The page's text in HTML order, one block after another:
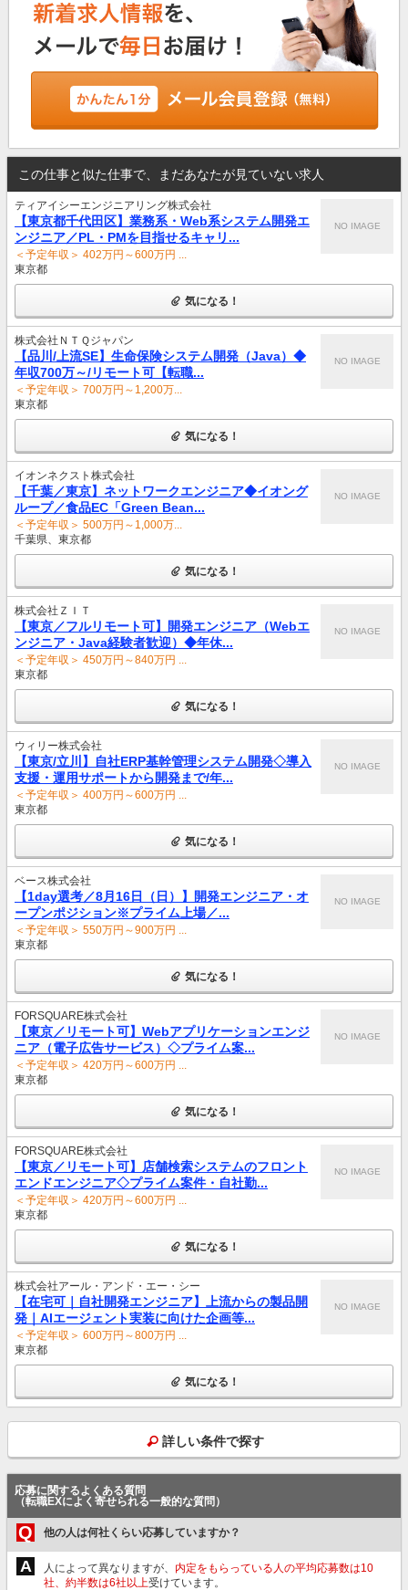
この仕事と似た仕事で、まだあなたが見ていない求人
ティアイシーエンジニアリング株式会社
【東京都千代田区】業務系・Web系システム開発エ
ンジニア／PL・PMを目指せるキャリ...
＜予定年収＞ 402万円～600万円 ...
東京都
NO IMAGE
気になる！
株式会社ＮＴＱジャパン
【品川/上流SE】生命保険システム開発（Java）◆
年収700万～/リモート可【転職...
＜予定年収＞ 700万円～1,200万...
東京都
NO IMAGE
気になる！
イオンネクスト株式会社
【千葉／東京】ネットワークエンジニア◆イオング
ループ／食品EC「Green Bean...
＜予定年収＞ 500万円～1,000万...
千葉県、東京都
NO IMAGE
気になる！
株式会社ＺＩＴ
【東京／フルリモート可】開発エンジニア（Webエ
ンジニア・Java経験者歓迎）◆年休...
＜予定年収＞ 450万円～840万円 ...
東京都
NO IMAGE
気になる！
ウィリー株式会社
【東京/立川】自社ERP基幹管理システム開発◇導入
支援・運用サポートから開発まで/年...
＜予定年収＞ 400万円～600万円 ...
東京都
NO IMAGE
気になる！
ベース株式会社
【1day選考／8月16日（日）】開発エンジニア・オ
ープンポジション※プライム上場／...
＜予定年収＞ 550万円～900万円 ...
東京都
NO IMAGE
気になる！
FORSQUARE株式会社
【東京／リモート可】Webアプリケーションエンジ
ニア（電子広告サービス）◇プライム案...
＜予定年収＞ 420万円～600万円 ...
東京都
NO IMAGE
気になる！
FORSQUARE株式会社
【東京／リモート可】店舗検索システムのフロント
エンドエンジニア◇プライム案件・自社勤...
＜予定年収＞ 420万円～600万円 ...
東京都
NO IMAGE
気になる！
株式会社アール・アンド・エー・シー
【在宅可｜自社開発エンジニア】上流からの製品開
発｜AIエージェント実装に向けた企画等...
＜予定年収＞ 600万円～800万円 ...
東京都
NO IMAGE
気になる！
詳しい条件で探す
応募に関するよくある質問
（転職EXによく寄せられる一般的な質問）
Q 他の人は何社くらい応募していますか？
A 人によって異なりますが、 内定をもらっている人の平均応募数は10
社、約半数は6社以上受けています。